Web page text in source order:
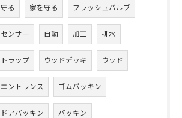
守る 家を守る フラッシュバルブ
センサー 自動 加工 排水
トラップ ウッドデッキ ウッド
エントランス ゴムパッキン
ドアパッキン パッキン